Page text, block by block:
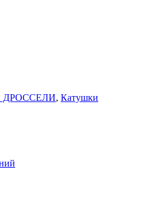
ДРОССЕЛИ, Катушки